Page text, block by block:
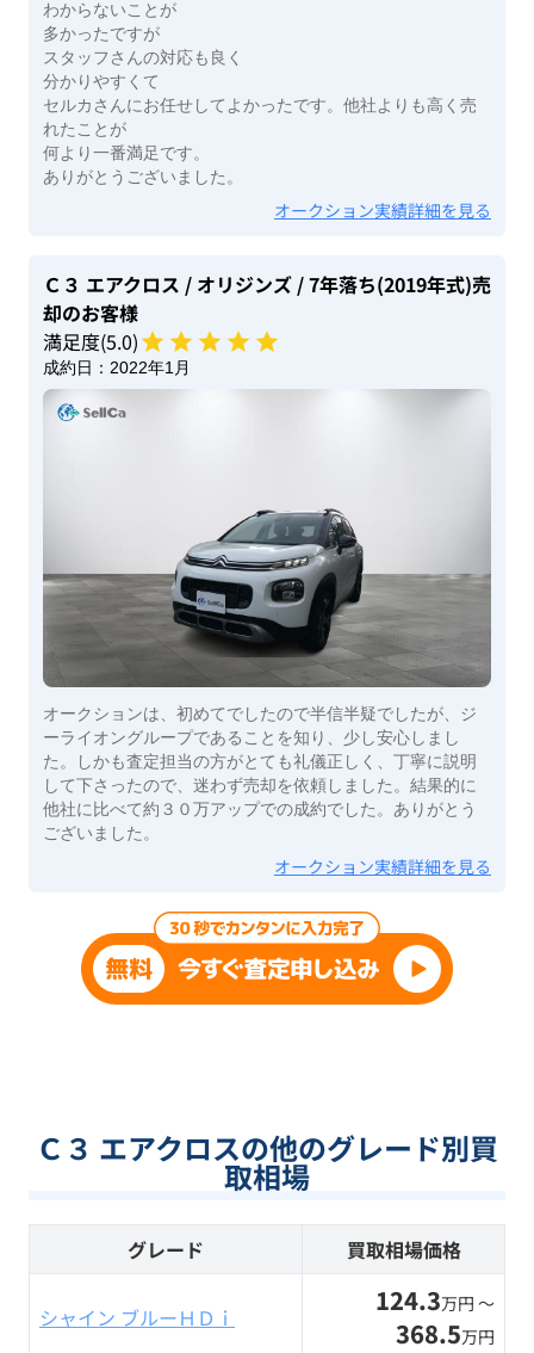
わからないことが
多かったですが
スタッフさんの対応も良く
分かりやすくて
セルカさんにお任せしてよかったです。他社よりも高く売
れたことが
何より一番満足です。
ありがとうございました。
オークション実績詳細を見る
Ｃ３ エアクロス / オリジンズ / 7年落ち(2019年式)売
却のお客様
満足度(5.0)
成約日： 2022年1月
オークションは、初めてでしたので半信半疑でしたが、ジ
ーライオングループであることを知り、少し安心しまし
た。しかも査定担当の方がとても礼儀正しく、丁寧に説明
して下さったので、迷わず売却を依頼しました。結果的に
他社に比べて約３０万アップでの成約でした。ありがとう
ございました。
オークション実績詳細を見る
Ｃ３ エアクロスの他のグレード別買
取相場
グレード 買取相場価格
シャイン ブルーＨＤｉ 124.3万円 〜
368.5万円